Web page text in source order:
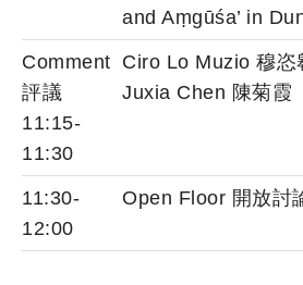
and Aṃgūśa’ in
Comment
評議
11:15-
11:30
Ciro Lo Muzio 穆
Juxia Chen 陳菊霞
11:30-
12:00
Open Floor 開放討